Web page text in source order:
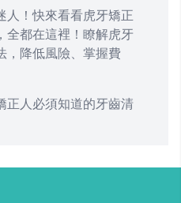
人！快來看看虎牙矯正
全都在這裡！瞭解虎牙
，降低風險、掌握費
正人必須知道的牙齒清